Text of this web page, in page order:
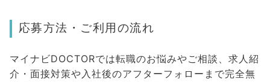
応募方法・ご利用の流れ
マイナビDOCTORでは転職のお悩みやご相談、求人紹
介・面接対策や入社後のアフターフォローまで完全無